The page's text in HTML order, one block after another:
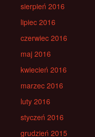
sierpień 2016
lipiec 2016
czerwiec 2016
maj 2016
kwiecień 2016
marzec 2016
luty 2016
styczeń 2016
grudzień 2015